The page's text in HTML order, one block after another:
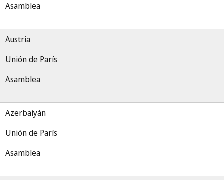
Asamblea
Austria
Unión de París
Asamblea
Azerbaiyán
Unión de París
Asamblea